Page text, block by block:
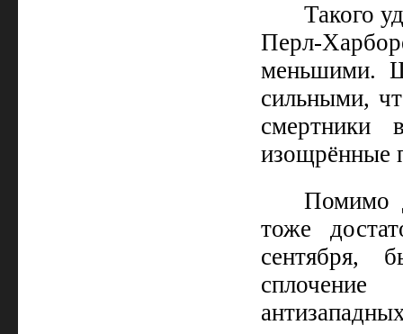
Такого
Перл-
меньшими.
сильными,
смертники
изощрённые
Помимо
тоже
сентября,
сплочение